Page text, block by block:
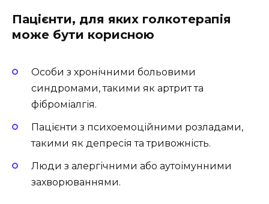
Пацієнти, для яких голкотерапія
може бути корисною
Особи з хронічними больовими
синдромами, такими як артрит та
фіброміалгія.
Пацієнти з психоемоційними розладами,
такими як депресія та тривожність.
Люди з алергічними або аутоімунними
захворюваннями.